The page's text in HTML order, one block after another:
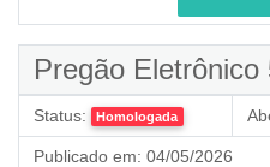
Pregão Eletrônico
Status: Homologada
Publicado em: 04/05/2026